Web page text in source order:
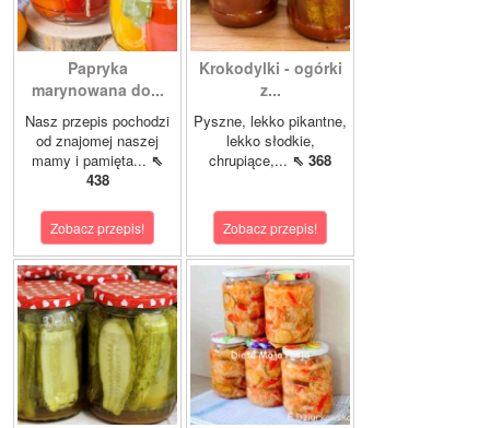
Papryka
marynowana do...
Nasz przepis pochodzi
od znajomej naszej
mamy i pamięta... ⇖
438
Zobacz przepis!
Krokodylki - ogórki
z...
Pyszne, lekko pikantne,
lekko słodkie,
chrupiące,... ⇖ 368
Zobacz przepis!